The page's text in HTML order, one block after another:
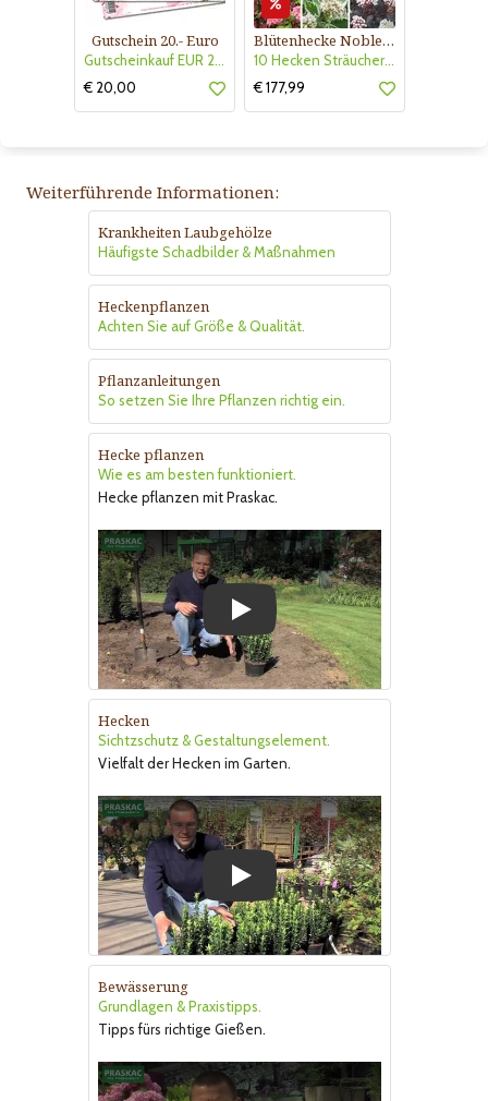
Gutschein 20.- Euro
Gutscheinkauf EUR 20.-
€ 20,00
Blütenhecke Nobless-Kollektion Nr. 402
10 Hecken Sträucher - für 10 lfm Blütenhecke - Blühend März - Oktober
€ 177,99
Weiterführende Informationen:
Krankheiten Laubgehölze
Häufigste Schadbilder & Maßnahmen
Heckenpflanzen
Achten Sie auf Größe & Qualität.
Pflanzanleitungen
So setzen Sie Ihre Pflanzen richtig ein.
Hecke pflanzen
Wie es am besten funktioniert.
Hecke pflanzen mit Praskac.
Hecken
Sichtzschutz & Gestaltungselement.
Vielfalt der Hecken im Garten.
Bewässerung
Grundlagen & Praxistipps.
Tipps fürs richtige Gießen.